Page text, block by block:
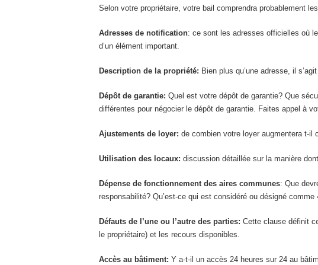
Selon votre propriétaire, votre bail comprendra probablement
Adresses de notification: ce sont les adresses officielles où
d’un élément important.
Description de la propriété: Bien plus qu’une adresse, il
Dépôt de garantie: Quel est votre dépôt de garantie? Que
différentes pour négocier le dépôt de garantie. Faites appel à
Ajustements de loyer: de combien votre loyer augmentera t-il
Utilisation des locaux: discussion détaillée sur la manière
Dépense de fonctionnement des aires communes: Que
responsabilité? Qu’est-ce qui est considéré ou désigné comme
Défauts de l’une ou l’autre des parties: Cette clause définit
le propriétaire) et les recours disponibles.
Accès au bâtiment: Y a-t-il un accès 24 heures sur 24 au